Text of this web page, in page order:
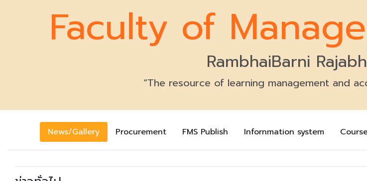
Faculty of
RambhaiBarni
“The resource of learning management and
News/Gallery Procurement FMS Publish Infornmation system